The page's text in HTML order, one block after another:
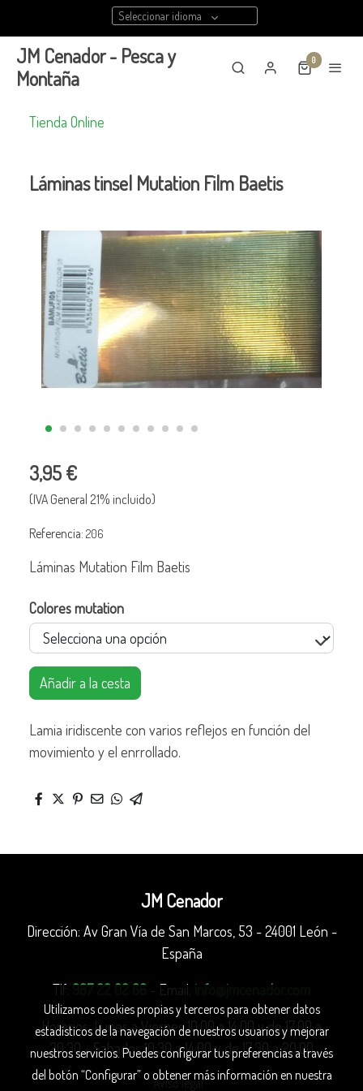
Seleccionar idioma
JM Cenador - Pesca y
Montaña
0
Tienda Online
Láminas tinsel Mutation Film Baetis
3,95 €
(IVA General 21% incluido)
Referencia: 206
Láminas Mutation Film Baetis
Colores mutation
Añadir a la cesta
Lamia iridiscente con varios reflejos en función del
movimiento y el enrrollado.
JM Cenador
Dirección: Av Gran Vía de San Marcos, 53 - 24001 León -
España
Tlf: 987 22 02 66 - Email: info@jmcenador.com
Horarios: Lunes a Viernes 10:00 a 14:00 y de 17:00 a
20:30 - Sabados 10:30 a 14:00 y de 17:30 a 20:00
Aviso legal
Utilizamos cookies propias y terceros para obtener datos
estadísticos de la navegación de nuestros usuarios y mejorar
nuestros servicios. Puedes configurar tus preferencias a través
del botón “Configurar” o obtener más información en nuestra